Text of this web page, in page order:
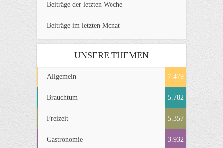
Beiträge der letzten Woche
Beiträge im letzten Monat
UNSERE THEMEN
Allgemein 7.479
Brauchtum 5.782
Freizeit 5.357
Gastronomie 3.932